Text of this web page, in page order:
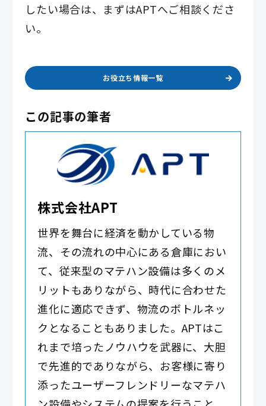
したい場合は、まずはAPTへご相談くださ
い。
お役立ち情報一覧
この記事の筆者
株式会社APT
世界を舞台に経済を動かしている物
流、その流れの中心にある倉庫におい
て、従来型のマテハン設備は多くのメ
リットもありながら、時代に合わせた
進化に適応できず、物流のボトルネッ
クとなることもありました。APTはこ
れまで培ったノウハウを武器に、大胆
で先進的でありながら、お客様に寄り
添ったユーザーフレンドリーなマテハ